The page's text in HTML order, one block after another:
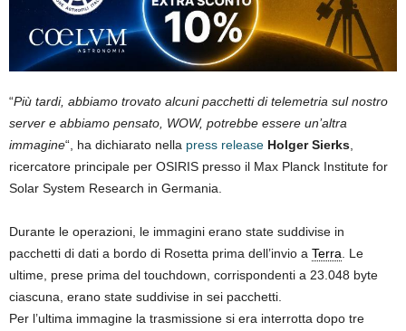
“Più tardi, abbiamo trovato alcuni pacchetti di telemetria sul nostro
server e abbiamo pensato, WOW, potrebbe essere un’altra
immagine“, ha dichiarato nella press release Holger Sierks
ricercatore principale per OSIRIS presso il Max Planck Institute for
Solar System Research in Germania.
Durante le operazioni, le immagini erano state suddivise in
pacchetti di dati a bordo di Rosetta prima dell’invio a Terra . Le
ultime, prese prima del touchdown, corrispondenti a 23.048 byte
ciascuna, erano state suddivise in sei pacchetti.
Per l’ultima immagine la trasmissione si era interrotta dopo tre